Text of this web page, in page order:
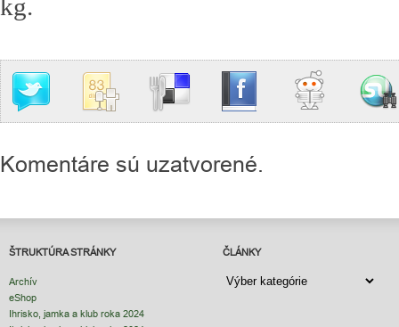
kg.
Komentáre sú uzatvorené.
ŠTRUKTÚRA STRÁNKY
Archív
eShop
Ihrisko, jamka a klub roka 2024
ČLÁNKY
ČLÁNKY